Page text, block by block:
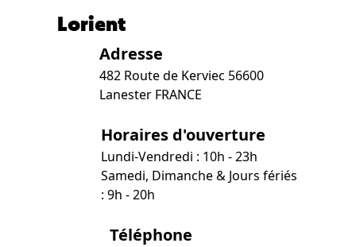
Lorient
Adresse
482 Route de Kerviec 56600
Lanester FRANCE
Horaires d'ouverture
Lundi-Vendredi : 10h - 23h
Samedi, Dimanche & Jours fériés
: 9h - 20h
Téléphone